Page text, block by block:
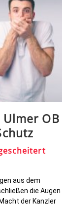
OB
aus dem
die Augen
der Kanzler